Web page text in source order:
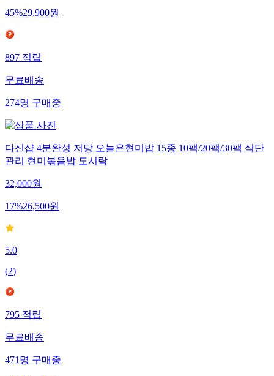
45%29,900원
897적립
무료배송
274명구매중
다신샵 4분완성 저당 오늘은현미밥 15종 10팩/20팩/30팩 식단
관리 현미볶음밥 도시락
32,000원
17%26,500원
5.0
(2)
795적립
무료배송
471명구매중